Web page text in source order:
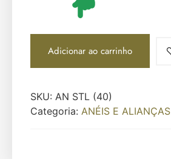
Adicionar ao carrinho
SKU: AN STL (40)
Categoria: ANÉIS E ALIANÇAS